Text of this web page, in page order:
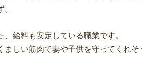
。
、給料も安定している職業です。
ましい筋肉で妻や子供を守ってくれそ